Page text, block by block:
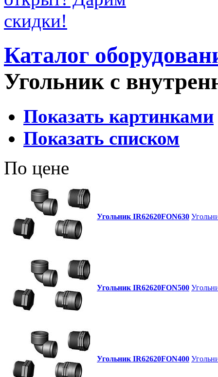
Каталог
Угольник c
Показать картинками
Показать списком
По цене
Угольник IR62620FON630
Угольник IR62620FON500
Угольник IR62620FON400